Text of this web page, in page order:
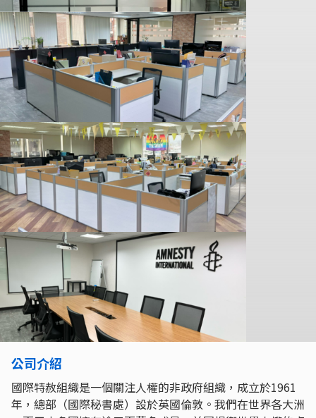
公司介紹
國際特赦組織是一個關注人權的非政府組織，成立於1961
年，總部（國際秘書處）設於英國倫敦。我們在世界各大洲